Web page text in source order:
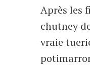
Après les
chutney
vraie